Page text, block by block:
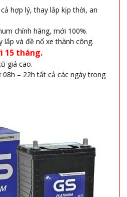
hợp lý, thay lắp kịp thời, an
chính hãng, mới 100%.
lắp và đề nổ xe thành công.
15 tháng.
giá cao.
– 22h tất cả các ngày trong